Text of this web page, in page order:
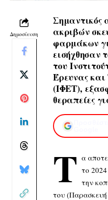
Δημοσίευση
Σημαντικός
ακριβών
φαρμάκων
εισήχθησαν
του
Έρευνας και
(ΙΦΕΤ),
θεραπείες
Τ α
το
την
του